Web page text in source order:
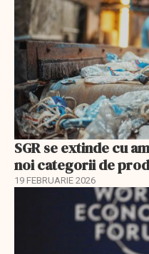
SGR se extinde cu
noi categorii de
19 FEBRUARIE 2026